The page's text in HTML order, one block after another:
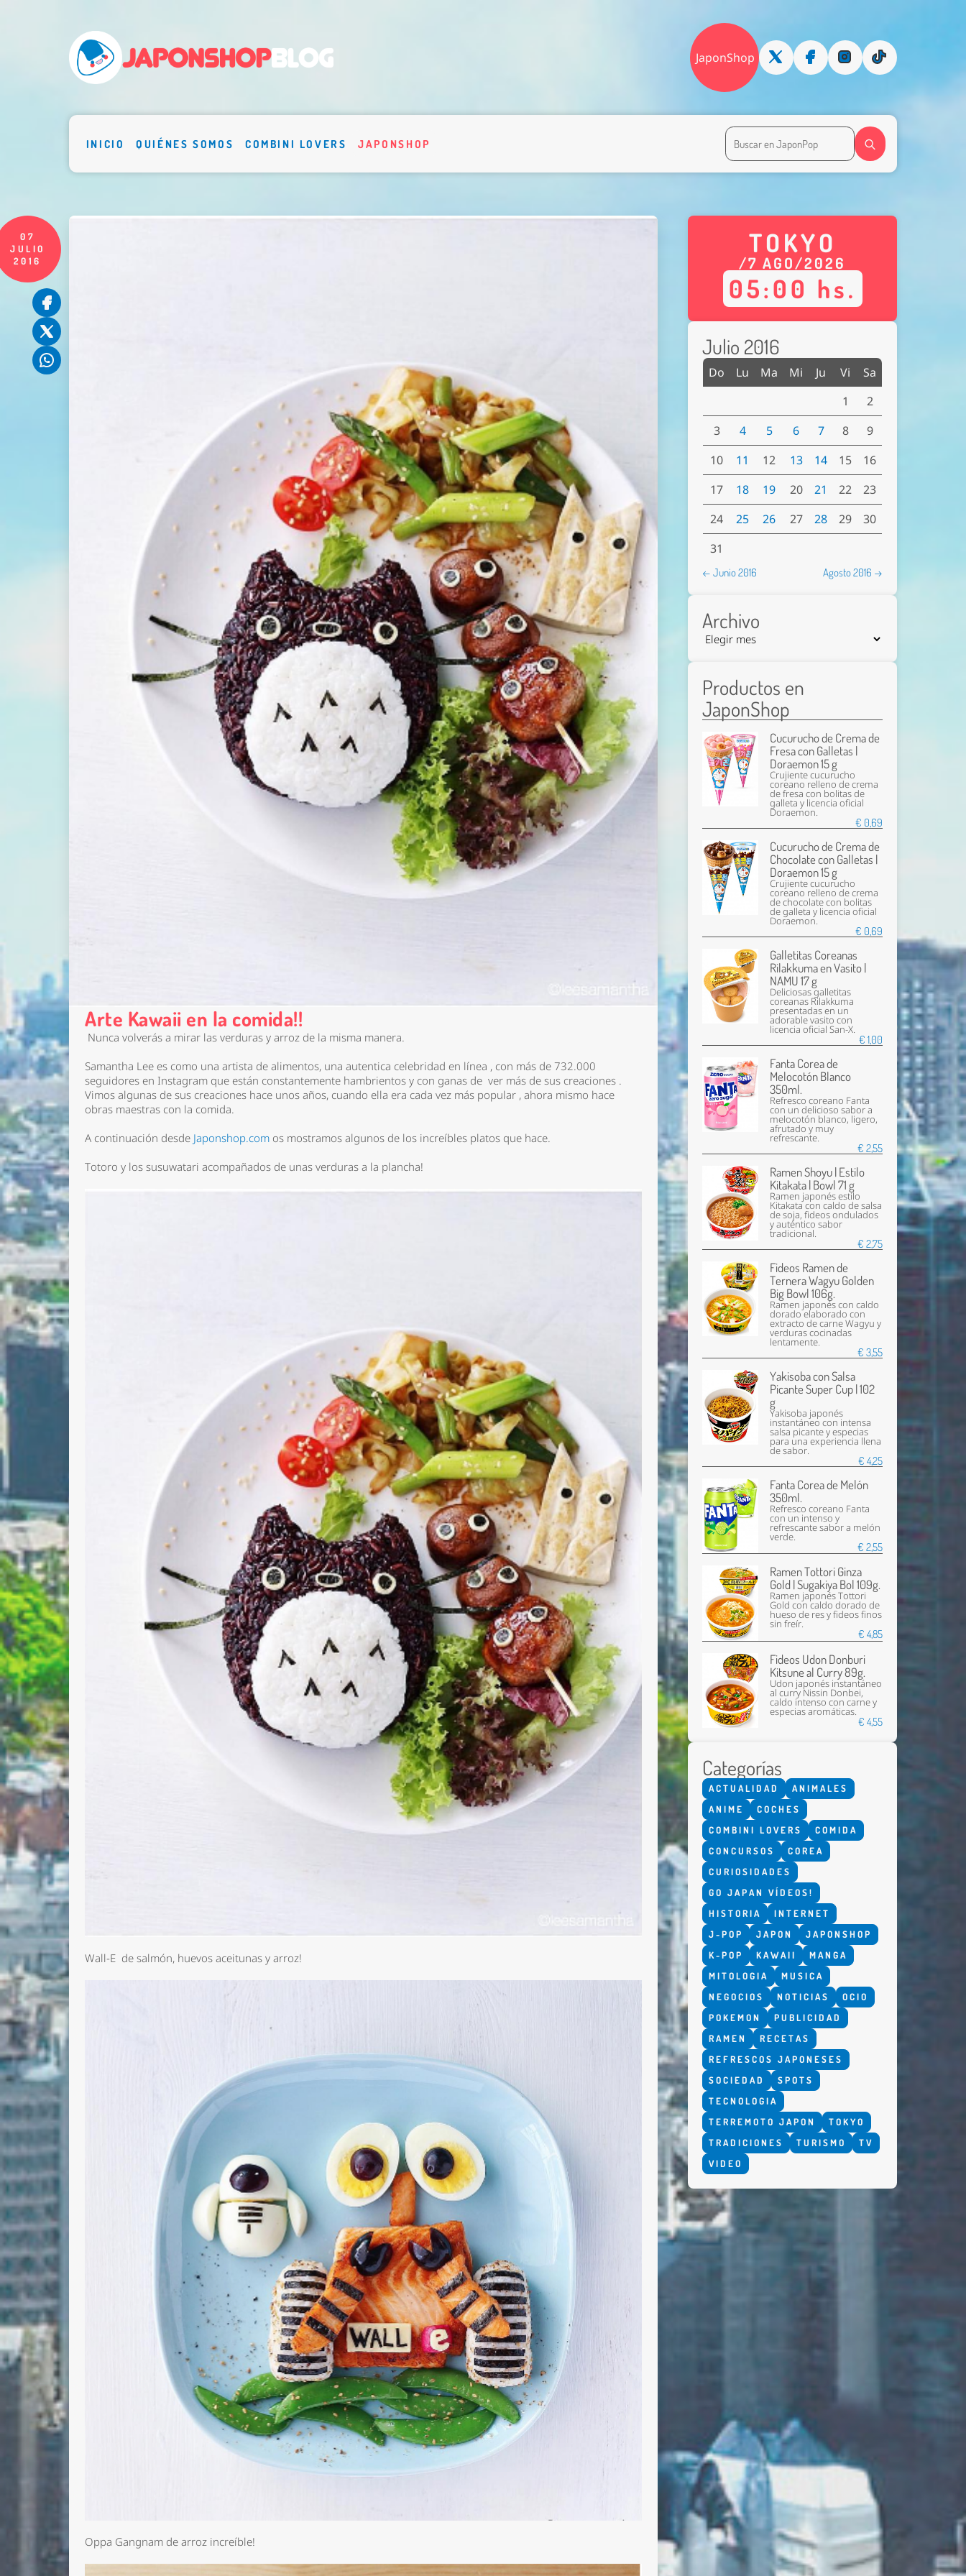
JaponShop
INICIO QUIÉNES SOMOS COMBINI LOVERS JAPONSHOP
07
JULIO
2016
Arte Kawaii en la comida!!
Nunca volverás a mirar las verduras y arroz de la misma manera.
Samantha Lee es como una artista de alimentos, una autentica celebridad en línea , con más de 732.000
seguidores en Instagram que están constantemente hambrientos y con ganas de ver más de sus creaciones .
Vimos algunas de sus creaciones hace unos años, cuando ella era cada vez más popular , ahora mismo hace
obras maestras con la comida.
A continuación desde Japonshop.com os mostramos algunos de los increíbles platos que hace.
Totoro y los susuwatari acompañados de unas verduras a la plancha!
Wall-E de salmón, huevos aceitunas y arroz!
Oppa Gangnam de arroz increíble!
TOKYO
/7 AGO/2026
05:00 hs.
Julio 2016
Do Lu Ma Mi Ju Vi
Sa
1
2
3
4 5 6 7 8
9
10
11 12 13 14 15
16
17
18 19 20 21 22
23
24
25 26 27 28 29
30
31
← Junio 2016 Agosto 2016 →
Archivo
Productos en
JaponShop
Cucurucho de Crema de
Fresa con Galletas |
Doraemon 15 g
Crujiente cucurucho
coreano relleno de crema
de fresa con bolitas de
galleta y licencia oficial
Doraemon.
€ 0,69
Cucurucho de Crema de
Chocolate con Galletas |
Doraemon 15 g
Crujiente cucurucho
coreano relleno de crema
de chocolate con bolitas
de galleta y licencia oficial
Doraemon.
€ 0,69
Galletitas Coreanas
Rilakkuma en Vasito |
NAMU 17 g
Deliciosas galletitas
coreanas Rilakkuma
presentadas en un
adorable vasito con
licencia oficial San-X.
€ 1,00
Fanta Corea de
Melocotón Blanco
350ml.
Refresco coreano Fanta
con un delicioso sabor a
melocotón blanco, ligero,
afrutado y muy
refrescante.
€ 2,55
Ramen Shoyu | Estilo
Kitakata | Bowl 71 g
Ramen japonés estilo
Kitakata con caldo de salsa
de soja, fideos ondulados
y auténtico sabor
tradicional.
€ 2,75
Fideos Ramen de
Ternera Wagyu Golden
Big Bowl 106g.
Ramen japonés con caldo
dorado elaborado con
extracto de carne Wagyu y
verduras cocinadas
lentamente.
€ 3,55
Yakisoba con Salsa
Picante Super Cup | 102
g
Yakisoba japonés
instantáneo con intensa
salsa picante y especias
para una experiencia llena
de sabor.
€ 4,25
Fanta Corea de Melón
350ml.
Refresco coreano Fanta
con un intenso y
refrescante sabor a melón
verde.
€ 2,55
Ramen Tottori Ginza
Gold | Sugakiya Bol 109g.
Ramen japonés Tottori
Gold con caldo dorado de
hueso de res y fideos finos
sin freír.
€ 4,85
Fideos Udon Donburi
Kitsune al Curry 89g.
Udon japonés instantáneo
al curry Nissin Donbei,
caldo intenso con carne y
especias aromáticas.
€ 4,55
Categorías
ACTUALIDAD
ANIMALES
ANIME
COCHES
COMBINI LOVERS
COMIDA
CONCURSOS
COREA
CURIOSIDADES
GO JAPAN VÍDEOS!
HISTORIA
INTERNET
J-POP
JAPON
JAPONSHOP
K-POP
KAWAII
MANGA
MITOLOGIA
MUSICA
NEGOCIOS
NOTICIAS
OCIO
POKEMON
PUBLICIDAD
RAMEN
RECETAS
REFRESCOS JAPONESES
SOCIEDAD
SPOTS
TECNOLOGIA
TERREMOTO JAPON
TOKYO
TRADICIONES
TURISMO
TV
VIDEO
Nombre *
Email *
Comentario *
Enviar